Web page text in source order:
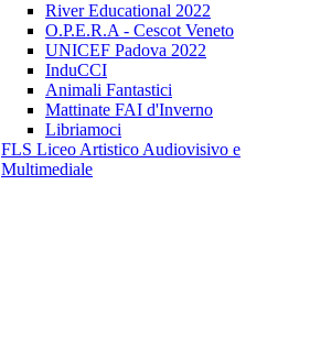
River Educational 2022
O.P.E.R.A - Cescot Veneto
UNICEF Padova 2022
InduCCI
Animali Fantastici
Mattinate FAI d'Inverno
Libriamoci
FLS Liceo Artistico Audiovisivo e
Multimediale